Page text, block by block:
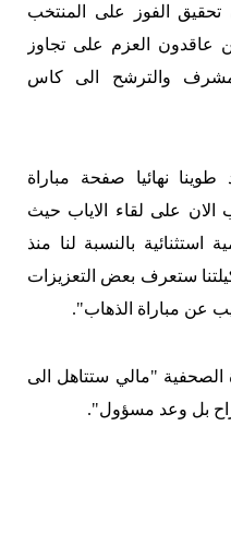
الفوز على المنتخب
عاقدون العزم على تجاوز
مشرف والترشح الى كاس
نهائيا صفحة مباراة
الان على لقاء الاياب حيث
استثنائية بالنسبة لنا منذ
ستعرف بعض التعزيزات
عن مباراة الذهاب".
الصحفية "مالي ستتاهل الى
بل وعد مسؤول".